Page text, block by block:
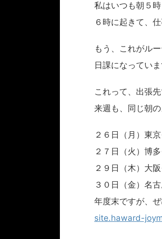
私はいつも朝５
６時に起きて、
もう、これがル
日課になっていま
これって、出張
来週も、同じ朝
２６日（月）東
２７日（火）博
２９日（木）大
３０日（金）名
年度末ですが、
site.haward-